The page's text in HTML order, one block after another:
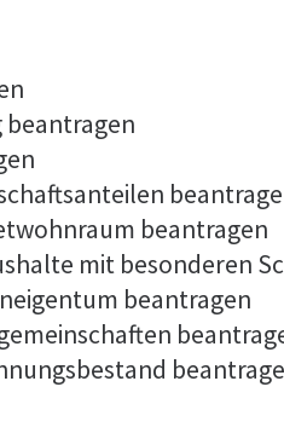
beantragen
beantragen
mit besonderen
beantragen